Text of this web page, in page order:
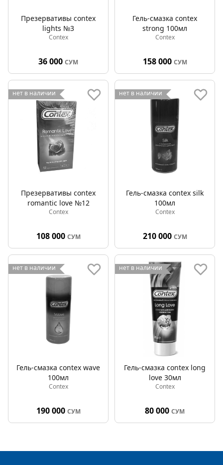
Презервативы contex
lights №3
Contex
36 000 СУМ
Гель-смазка contex
strong 100мл
Contex
158 000 СУМ
нет в наличии
Презервативы contex
romantic love №12
Contex
108 000 СУМ
нет в наличии
Гель-смазка contex silk
100мл
Contex
210 000 СУМ
нет в наличии
Гель-смазка contex wave
100мл
Contex
190 000 СУМ
нет в наличии
Гель-смазка contex long
love 30мл
Contex
80 000 СУМ